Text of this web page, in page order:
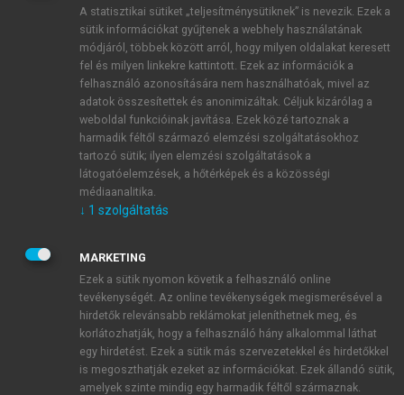
ÚJ FIÓK LÉTREHOZÁSA
1 óra díjmentes hozzáférés
E-MAIL-CÍM
JELSZÓ
JELSZÓ ÚJRA
Kérek értesítést a MeRSZ újdonságairól, akcióiról.
A statisztikai sütiket „teljesítménysütiknek” is nevezik. Ezek a
sütik információkat gyűjtenek a webhely használatának
módjáról, többek között arról, hogy milyen oldalakat keresett
fel és milyen linkekre kattintott. Ezek az információk a
felhasználó azonosítására nem használhatóak, mivel az
adatok összesítettek és anonimizáltak. Céljuk kizárólag a
weboldal funkcióinak javítása. Ezek közé tartoznak a
harmadik féltől származó elemzési szolgáltatásokhoz
tartozó sütik; ilyen elemzési szolgáltatások a
látogatóelemzések, a hőtérképek és a közösségi
médiaanalitika.
↓ 1 szolgáltatás
MARKETING
Ezek a sütik nyomon követik a felhasználó online
tevékenységét. Az online tevékenységek megismerésével a
hirdetők relevánsabb reklámokat jeleníthetnek meg, és
korlátozhatják, hogy a felhasználó hány alkalommal láthat
egy hirdetést. Ezek a sütik más szervezetekkel és hirdetőkkel
is megoszthatják ezeket az információkat. Ezek állandó sütik,
amelyek szinte mindig egy harmadik féltől származnak.